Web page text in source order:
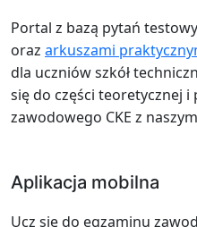
Portal z bazą pytań
oraz arkuszami
dla uczniów szkół
się do części teoretycznej
zawodowego CKE z
Aplikacja mobilna
Ucz się do egzaminu